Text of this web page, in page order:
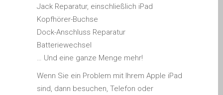
Dundee – Power Supplies
iPhone and iPad in Dundee
Contact Us
Customer Testimonial
Jack Reparatur, einschließlich iPad
Kopfhörer-Buchse
Dock-Anschluss Reparatur
Batteriewechsel
… Und eine ganze Menge mehr!
Wenn Sie ein Problem mit Ihrem Apple iPad
sind, dann besuchen, Telefon oder